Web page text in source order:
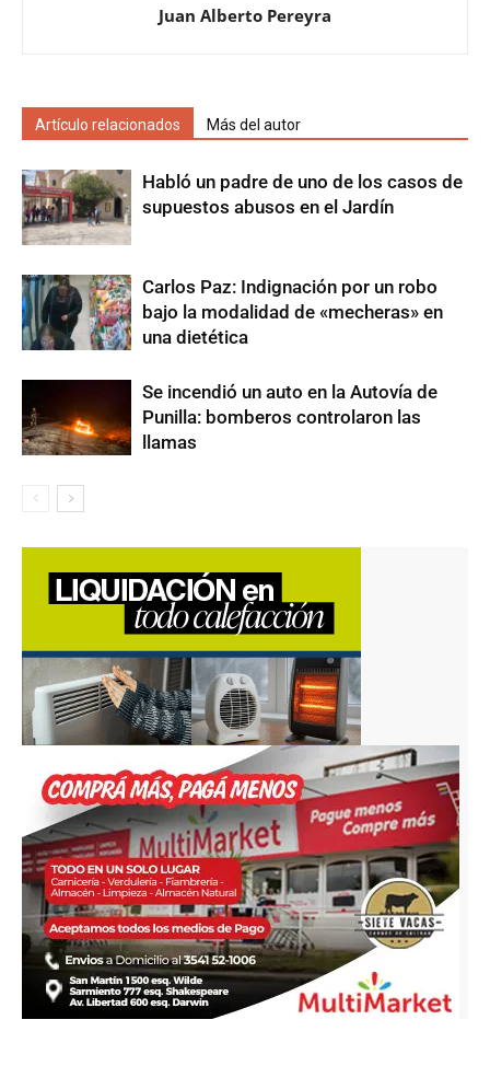
Juan Alberto Pereyra
Artículo relacionados Más del autor
Habló un padre de uno de los casos de
supuestos abusos en el Jardín
Carlos Paz: Indignación por un robo
bajo la modalidad de «mecheras» en
una dietética
Se incendió un auto en la Autovía de
Punilla: bomberos controlaron las
llamas